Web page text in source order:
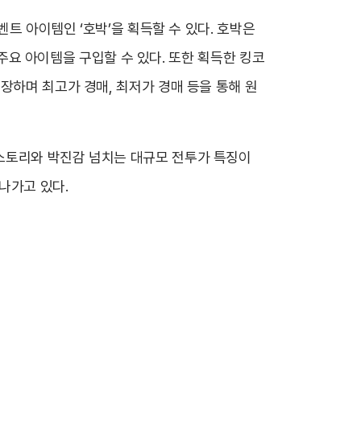
아이템인 ‘호박’을 획득할 수 있다. 호박은
요 아이템을 구입할 수 있다. 또한 획득한 킹코
하며 최고가 경매, 최저가 경매 등을 통해 원
리와 박진감 넘치는 대규모 전투가 특징이
가고 있다.